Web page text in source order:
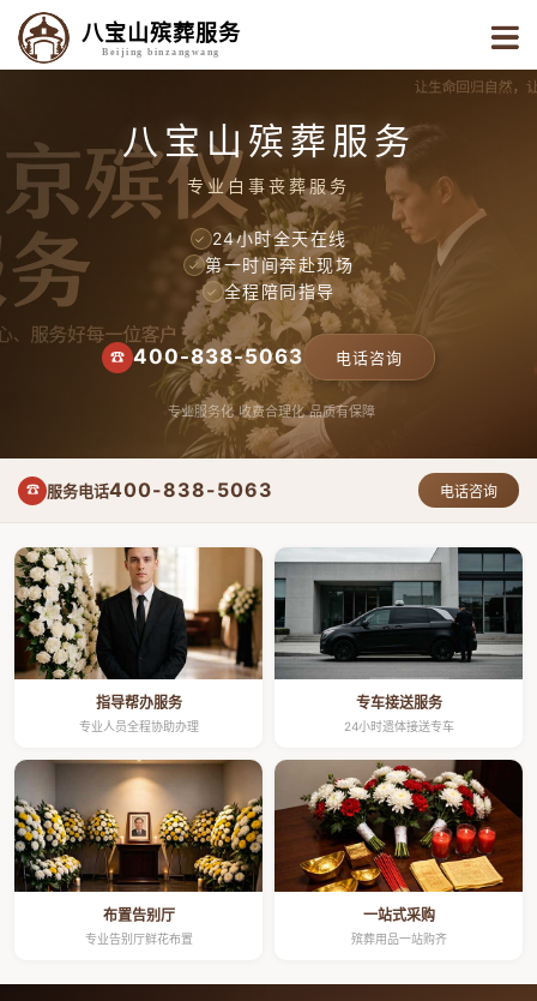
八宝山殡葬服务
Beijing binzangwang
八宝山殡葬服务
专业白事丧葬服务
✓ 24小时全天在线
✓ 第一时间奔赴现场
✓ 全程陪同指导
☎ 400-838-5063 电话咨询
专业服务化 收费合理化 品质有保障
☎ 服务电话400-838-5063 电话咨询
指导帮办服务
专业人员全程协助办理
专车接送服务
24小时遗体接送专车
布置告别厅
专业告别厅鲜花布置
一站式采购
殡葬用品一站购齐